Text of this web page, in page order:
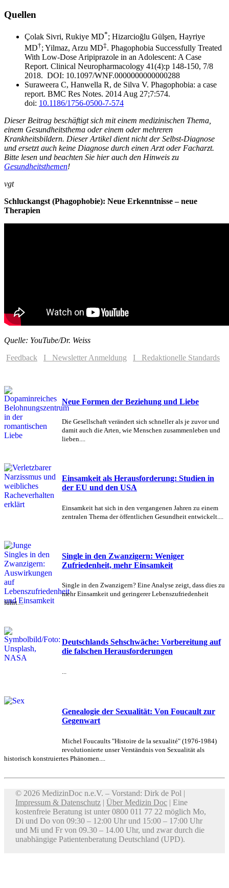
Quellen
Çolak Sivri, Rukiye MD*; Hizarcioğlu Gülşen, Hayriye
MD†; Yilmaz, Arzu MD‡. Phagophobia Successfully Treated
With Low-Dose Aripiprazole in an Adolescent: A Case
Report. Clinical Neuropharmacology 41(4):p 148-150, 7/8
2018. DOI: 10.1097/WNF.0000000000000288
Suraweera C, Hanwella R, de Silva V. Phagophobia: a case
report. BMC Res Notes. 2014 Aug 27;7:574.
doi: 10.1186/1756-0500-7-574
Dieser Beitrag beschäftigt sich mit einem medizinischen Thema,
einem Gesundheitsthema oder einem oder mehreren
Krankheitsbildern. Dieser Artikel dient nicht der Selbst-Diagnose
und ersetzt auch keine Diagnose durch einen Arzt oder Facharzt.
Bitte lesen und beachten Sie hier auch den Hinweis zu
Gesundheitsthemen!
vgt
Schluckangst (Phagophobie): Neue Erkenntnisse – neue
Therapien
Quelle: YouTube/Dr. Weiss
Feedback
I Newsletter Anmeldung I Redaktionelle Standards
Neue Formen der Beziehung und Liebe
Die Gesellschaft verändert sich schneller als je zuvor und
damit auch die Arten, wie Menschen zusammenleben und
lieben....
Einsamkeit als Herausforderung: Studien in
der EU und den USA
Einsamkeit hat sich in den vergangenen Jahren zu einem
zentralen Thema der öffentlichen Gesundheit entwickelt....
Single in den Zwanzigern: Weniger
Zufriedenheit, mehr Einsamkeit
Single in den Zwanzigern? Eine Analyse zeigt, dass dies zu
mehr Einsamkeit und geringerer Lebenszufriedenheit
führt....
Deutschlands Sehschwäche: Vorbereitung auf
die falschen Herausforderungen
Genealogie der Sexualität: Von Foucault zur
Gegenwart
Michel Foucaults "Histoire de la sexualité" (1976-1984)
revolutionierte unser Verständnis von Sexualität als
historisch konstruiertes Phänomen....
© 2026 MedizinDoc n.e.V. – Vorstand: Dirk de Pol |
Impressum & Datenschutz | Über Medizin Doc | Eine
kostenfreie Beratung ist unter 0800 011 77 22 möglich Mo,
Di und Do von 09:30 – 12:00 Uhr und 15:00 – 17:00 Uhr
und Mi und Fr von 09.30 – 14.00 Uhr, und zwar durch die
unabhängige Patientenberatung Deutschland (UPD).